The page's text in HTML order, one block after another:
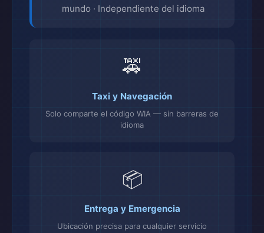
mundo · Independiente del idioma
🚕
Taxi y Navegación
Solo comparte el código WIA — sin barreras de
idioma
📦
Entrega y Emergencia
Ubicación precisa para cualquier servicio